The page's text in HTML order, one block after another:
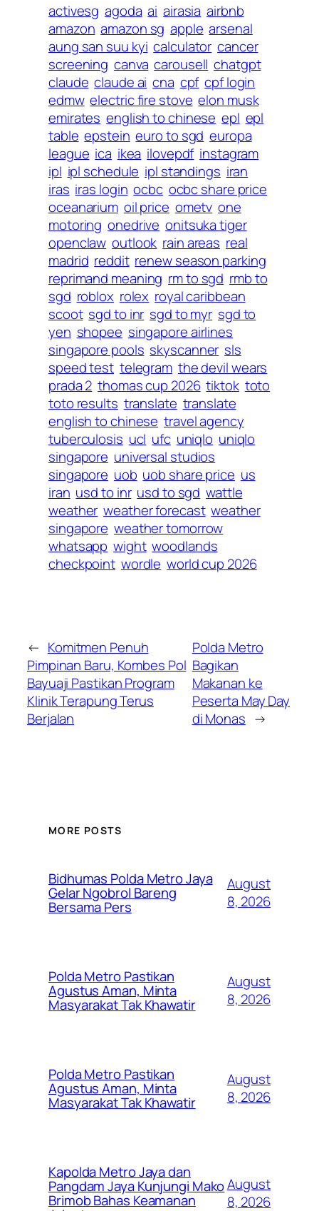
activesg agoda ai airasia airbnb
amazon amazon sg apple arsenal
aung san suu kyi calculator cancer
screening canva carousell chatgpt
claude claude ai cna cpf cpf login
edmw electric fire stove elon musk
emirates english to chinese epl epl
table epstein euro to sgd europa
league ica ikea ilovepdf instagram
ipl ipl schedule ipl standings iran
iras iras login ocbc ocbc share price
oceanarium oil price ometv one
motoring onedrive onitsuka tiger
openclaw outlook rain areas real
madrid reddit renew season parking
reprimand meaning rm to sgd rmb to
sgd roblox rolex royal caribbean
scoot sgd to inr sgd to myr sgd to
yen shopee singapore airlines
singapore pools skyscanner sls
speed test telegram the devil wears
prada 2 thomas cup 2026 tiktok toto
toto results translate translate
english to chinese travel agency
tuberculosis ucl ufc uniqlo uniqlo
singapore universal studios
singapore uob uob share price us
iran usd to inr usd to sgd wattle
weather weather forecast weather
singapore weather tomorrow
whatsapp wight woodlands
checkpoint wordle world cup 2026
← Komitmen Penuh
Pimpinan Baru, Kombes Pol
Bayuaji Pastikan Program
Klinik Terapung Terus
Berjalan
Polda Metro
Bagikan
Makanan ke
Peserta May Day
di Monas →
MORE POSTS
Bidhumas Polda Metro Jaya
Gelar Ngobrol Bareng
Bersama Pers
August
8, 2026
Polda Metro Pastikan
Agustus Aman, Minta
Masyarakat Tak Khawatir
August
8, 2026
Polda Metro Pastikan
Agustus Aman, Minta
Masyarakat Tak Khawatir
August
8, 2026
Kapolda Metro Jaya dan
Pangdam Jaya Kunjungi Mako
Brimob Bahas Keamanan
August
8, 2026